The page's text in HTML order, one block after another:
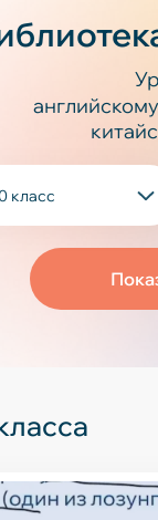
английскому
к
класс